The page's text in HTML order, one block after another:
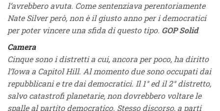
l’avrebbero avuta. Come sentenziava perentoriamente
Nate Silver però, non è il giusto anno per i democratici
per poter vincere una sfida di questo tipo. GOP Solid
Camera
Cinque sono i distretti a cui, ancora per poco, ha diritto
l’Iowa a Capitol Hill. Al momento due sono occupati dai
repubblicani e tre dai democratici. Il 1° ed il 2° distretto,
salvo catastrofi planetarie, non dovrebbero voltare le
spalle al partito democratico. Stesso discorso, a parti